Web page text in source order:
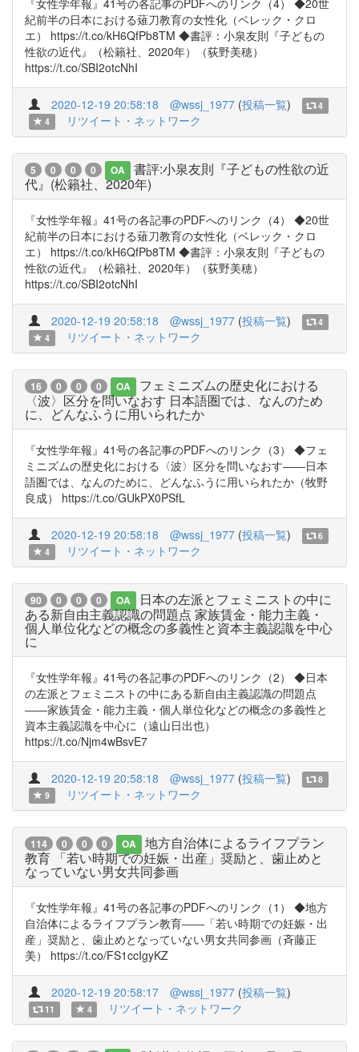
『女性学年報』41号の各記事のPDFへのリンク（4） ◆20世
紀前半の日本における薙刀教育の女性化（ベレック・クロ
エ） https://t.co/kH6QfPb8TM ◆書評：小泉友則『子どもの
性欲の近代』（松籟社、2020年）（荻野美穂）
https://t.co/SBI2otcNhI
2020-12-19 20:58:18 @wssj_1977 (投稿一覧)
4
4
リツイート・ネットワーク
5 0 0 0 OA
書評:小泉友則『子どもの性欲の近
代』(松籟社、2020年)
『女性学年報』41号の各記事のPDFへのリンク（4） ◆20世
紀前半の日本における薙刀教育の女性化（ベレック・クロ
エ） https://t.co/kH6QfPb8TM ◆書評：小泉友則『子どもの
性欲の近代』（松籟社、2020年）（荻野美穂）
https://t.co/SBI2otcNhI
2020-12-19 20:58:18 @wssj_1977 (投稿一覧)
4
4
リツイート・ネットワーク
16 0 0 0 OA
フェミニズムの歴史化における
〈波〉区分を問いなおす 日本語圏では、なんのため
に、どんなふうに用いられたか
『女性学年報』41号の各記事のPDFへのリンク（3） ◆フェ
ミニズムの歴史化における〈波〉区分を問いなおす――日本
語圏では、なんのために、どんなふうに用いられたか（牧野
良成） https://t.co/GUkPX0PSfL
2020-12-19 20:58:18 @wssj_1977 (投稿一覧)
6
4
リツイート・ネットワーク
90 0 0 0 OA
日本の左派とフェミニストの中に
ある新自由主義認識の問題点 家族賃金・能力主義・
個人単位化などの概念の多義性と資本主義認識を中心
に
『女性学年報』41号の各記事のPDFへのリンク（2） ◆日本
の左派とフェミニストの中にある新自由主義認識の問題点
――家族賃金・能力主義・個人単位化などの概念の多義性と
資本主義認識を中心に（遠山日出也）
https://t.co/Njm4wBsvE7
2020-12-19 20:58:18 @wssj_1977 (投稿一覧)
8
9
リツイート・ネットワーク
114 0 0 0 OA
地方自治体によるライフプラン
教育 「若い時期での妊娠・出産」奨励と、歯止めと
なっていない男女共同参画
『女性学年報』41号の各記事のPDFへのリンク（1） ◆地方
自治体によるライフプラン教育――「若い時期での妊娠・出
産」奨励と、歯止めとなっていない男女共同参画（斉藤正
美） https://t.co/FS1ccIgyKZ
2020-12-19 20:58:17 @wssj_1977 (投稿一覧)
11 4 リツイート・ネットワーク